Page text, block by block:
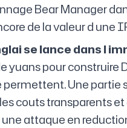
Bear Manager
de la valeur d
se lance dans l
yuans pour construire
permettent. Une partie
couts transparents
une attaque en